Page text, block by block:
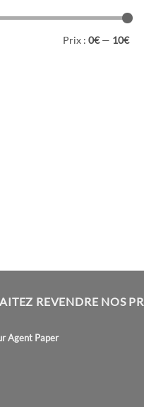
Prix : 0€— 10€
REVENDRE NOS
Agent Paper